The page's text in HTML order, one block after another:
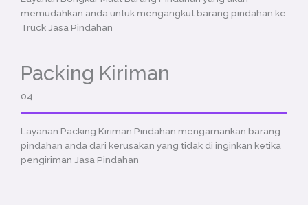
memudahkan anda untuk mengangkut barang pindahan ke
Truck Jasa Pindahan
Packing Kiriman
04
Layanan Packing Kiriman Pindahan mengamankan barang
pindahan anda dari kerusakan yang tidak di inginkan ketika
pengiriman Jasa Pindahan